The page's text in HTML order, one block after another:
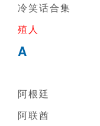
冷笑话合集
殖人
A
阿根廷
阿联酋